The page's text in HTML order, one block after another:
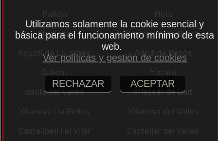
Pallejà
Moià
Mediona
Andreu de la Barca
Agustí de Lluçanès
Adrià de Besòs
Sallent
Mataró
Badia del Vallès
Vilassar de Dalt
Vilanova i la Geltrú
Vilanova del Vallès
Castellbell i el Vilar
Castellar del Vallès
Utilizamos solamente la cookie esencial y
básica para el funcionamiento mínimo de esta
web.
Ver políticas y gestión de cookies
RECHAZAR ACEPTAR